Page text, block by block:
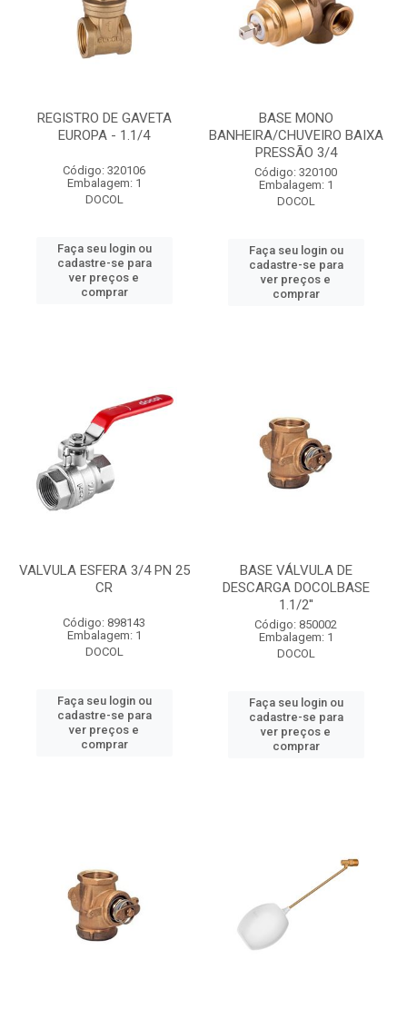
REGISTRO DE GAVETA
EUROPA - 1.1/4
Código: 320106
Embalagem: 1
DOCOL
Faça seu login ou
cadastre-se para
ver preços e
comprar
BASE MONO
BANHEIRA/CHUVEIRO BAIXA
PRESSÃO 3/4
Código: 320100
Embalagem: 1
DOCOL
Faça seu login ou
cadastre-se para
ver preços e
comprar
VALVULA ESFERA 3/4 PN 25
CR
Código: 898143
Embalagem: 1
DOCOL
Faça seu login ou
cadastre-se para
ver preços e
comprar
BASE VÁLVULA DE
DESCARGA DOCOLBASE
1.1/2''
Código: 850002
Embalagem: 1
DOCOL
Faça seu login ou
cadastre-se para
ver preços e
comprar